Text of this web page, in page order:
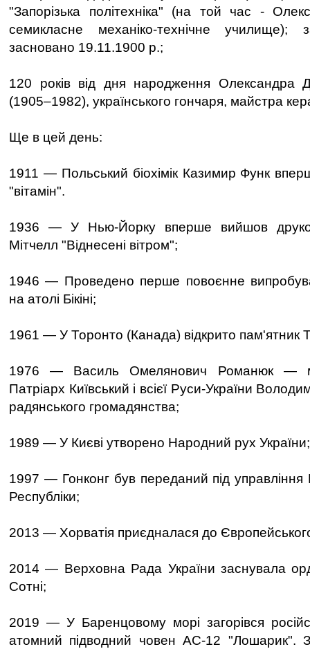
"Запорізька політехніка" (на той час -
семикласне механіко-технічне
засновано 19.11.1900 р.;
120 років від дня народження Олександра
(1905–1982), українського гончаря, майстра
Ще в цей день:
1911 — Польський біохімік Казимир Функ
"вітамін".
1936 — У Нью-Йорку вперше вийшов
Мітчелл "Віднесені вітром";
1946 — Проведено перше повоєнне
на атолі Бікіні;
1961 — У Торонто (Канада) відкрито пам'ятник
1976 — Василь Омелянович Романюк —
Патріарх Київський і всієї Руси-України
радянського громадянства;
1989 — У Києві утворено Народний рух України;
1997 — Гонконг був переданий під управління
Республіки;
2013 — Хорватія приєдналася до
2014 — Верховна Рада України заснувала
Сотні;
2019 — У Баренцовому морі загорівся
атомний підводний човен АС-12 "Лошарик".